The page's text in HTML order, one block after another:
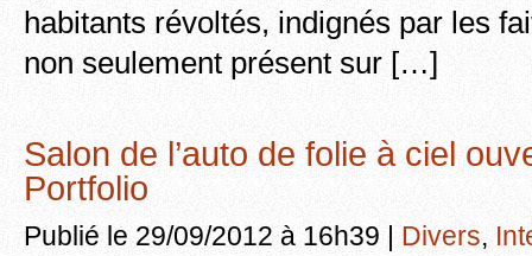
habitants révoltés, indignés par les
non seulement présent sur […]
Salon de l’auto de folie à ciel
Portfolio
Publié le 29/09/2012 à 16h39 | Divers,